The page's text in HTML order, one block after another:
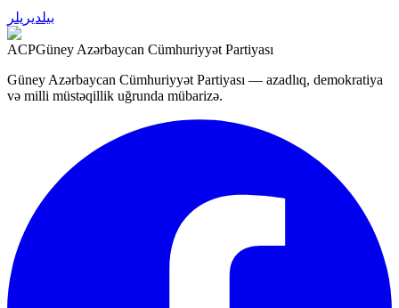
بیلدیریلر
ACPGüney Azərbaycan Cümhuriyyət Partiyası
Güney Azərbaycan Cümhuriyyət Partiyası — azadlıq, demokratiya
və milli müstəqillik uğrunda mübarizə.